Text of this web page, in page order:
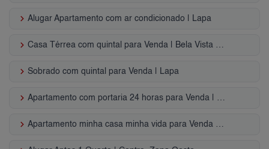
keyboard_arrow_right Alugar Apartamento com ar condicionado | Lapa
keyboard_arrow_right Casa Térrea com quintal para Venda | Bela Vista (Osasco)
keyboard_arrow_right Sobrado com quintal para Venda | Lapa
keyboard_arrow_right Apartamento com portaria 24 horas para Venda | Jardim das Vertentes
keyboard_arrow_right Apartamento minha casa minha vida para Venda | Butantã